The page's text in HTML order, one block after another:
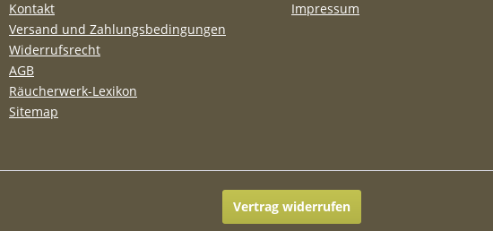
Kontakt
Versand und Zahlungsbedingungen
Widerrufsrecht
AGB
Räucherwerk-Lexikon
Sitemap
Impressum
Vertrag widerrufen